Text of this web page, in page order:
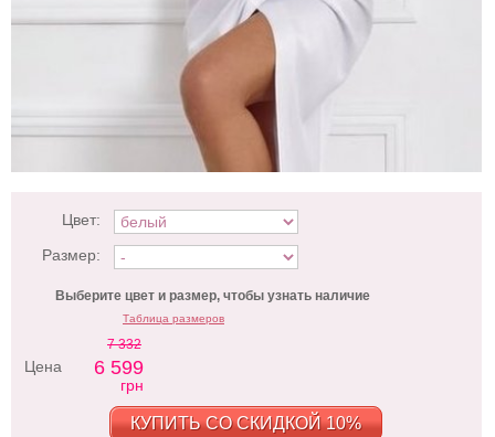
Цвет:
Размер:
Выберите цвет и размер, чтобы узнать наличие
Таблица размеров
Цена
7 332
6 599
грн
КУПИТЬ СО СКИДКОЙ 10%